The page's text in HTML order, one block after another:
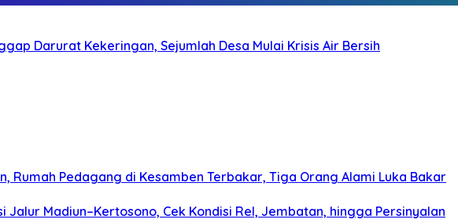
Darurat Kekeringan, Sejumlah Desa Mulai Krisis Air Bersih
Rumah Pedagang di Kesamben Terbakar, Tiga Orang Alami Luka Bakar
Jalur Madiun–Kertosono, Cek Kondisi Rel, Jembatan, hingga Persinyalan